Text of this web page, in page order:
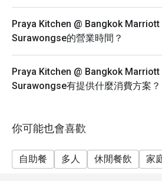
4. Daily Dinner buffet : 18.00-
International buffet with a
Price: THB 2,088++ (THB 2,458
this offer, please ensure your
Celebration" in your booking
than 24hrs the complimentary
Praya Kitchen @ Bangkok
Surawongse的營業時間？
Praya Kitchen @ Bangkok
Surawongse有提供什麼消費方案？
你可能也會喜歡
自助餐 多人 休閒餐飲 家